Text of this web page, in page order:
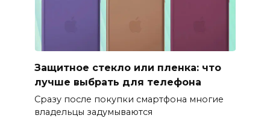
Защитное стекло или пленка: что
лучше выбрать для телефона
Сразу после покупки смартфона многие
владельцы задумываются